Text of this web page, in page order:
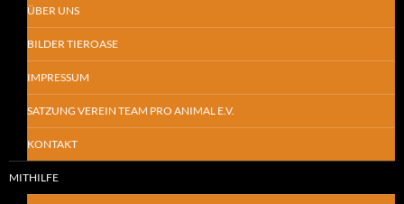
ÜBER UNS
BILDER TIEROASE
IMPRESSUM
SATZUNG VEREIN TEAM PRO ANIMAL E.V.
KONTAKT
MITHILFE